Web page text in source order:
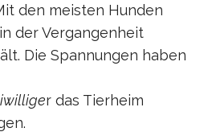
den meisten Hunden
der Vergangenheit
Die Spannungen haben
r das Tierheim